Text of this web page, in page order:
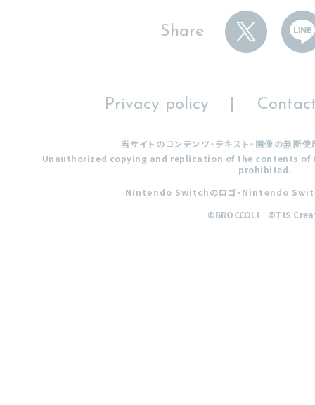
Share
Privacy policy
当サイトのコンテンツ・テキスト・画像の無断使
Unauthorized copying and replication of the contents of
prohibited.
Nintendo Switchのロゴ・Nintendo
©BROCCOLI ©TIS